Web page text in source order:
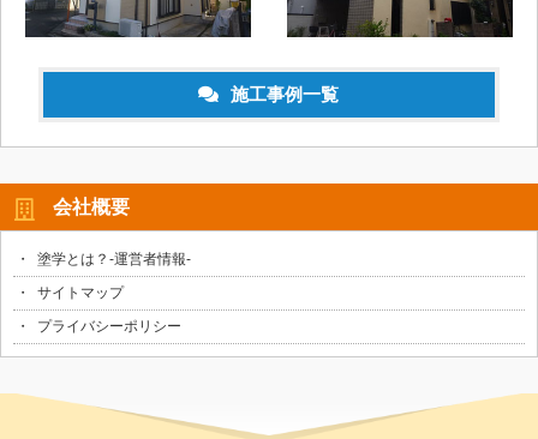
施工事例一覧
会社概要
塗学とは？-運営者情報-
サイトマップ
プライバシーポリシー